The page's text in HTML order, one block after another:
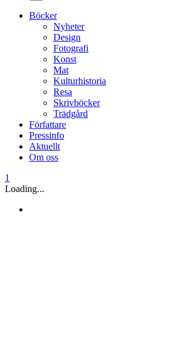
Böcker
Nyheter
Design
Fotografi
Konst
Mat
Kulturhistoria
Resa
Skrivböcker
Trädgård
Författare
Pressinfo
Aktuellt
Om oss
1
Loading...